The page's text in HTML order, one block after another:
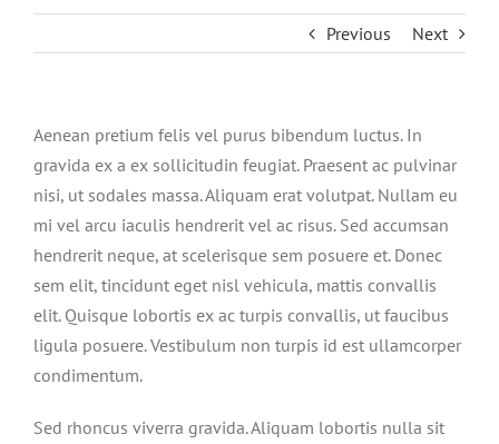
Previous Next
Aenean pretium felis vel purus bibendum luctus. In
gravida ex a ex sollicitudin feugiat. Praesent ac pulvinar
nisi, ut sodales massa. Aliquam erat volutpat. Nullam eu
mi vel arcu iaculis hendrerit vel ac risus. Sed accumsan
hendrerit neque, at scelerisque sem posuere et. Donec
sem elit, tincidunt eget nisl vehicula, mattis convallis
elit. Quisque lobortis ex ac turpis convallis, ut faucibus
ligula posuere. Vestibulum non turpis id est ullamcorper
condimentum.
Sed rhoncus viverra gravida. Aliquam lobortis nulla sit